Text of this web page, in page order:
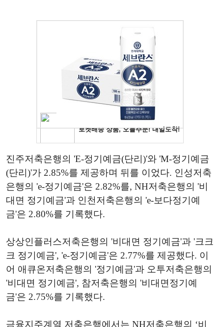
진주저축은행의 'E-정기예금(단리)'와 'M-정기예금
(단리)'가 2.85%를 제공하며 뒤를 이었다. 인성저축
은행의 'e-정기예금'은 2.82%를, NH저축은행의 '비
대면 정기예금'과 인천저축은행의 'e-보다정기예
금'은 2.80%를 기록했다.
상상인플러스저축은행의 '비대면 정기예금'과 '크크
크 정기예금', 'e-정기예금'은 2.77%를 제공했다. 이
어 애큐온저축은행의 '정기예금'과 오투저축은행의
'비대면 정기예금', 참저축은행의 '비대면정기예
금'은 2.75%를 기록했다.
금융지주계열 저축은행에서는 NH저축은행의 ‘비